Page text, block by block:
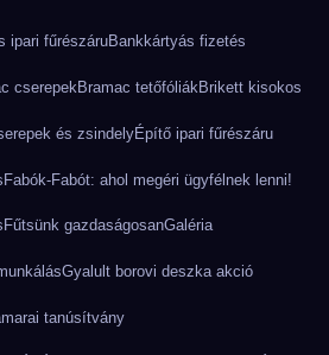
ipari fűrészáruBankkártyás fizetés
cserepekBramac tetőfóliákBrikett kisokos
és zsindelyÉpítő ipari fűrészáru
Fabók-Fabót: ahol megéri ügyfélnek lenni!
Fűtsünk gazdaságosanGaléria
Gyalult borovi deszka akció
tanúsítvány